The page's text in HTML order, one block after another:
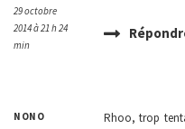
29 octobre
2014 à 21 h 24
min
NONO
Rhoo, trop